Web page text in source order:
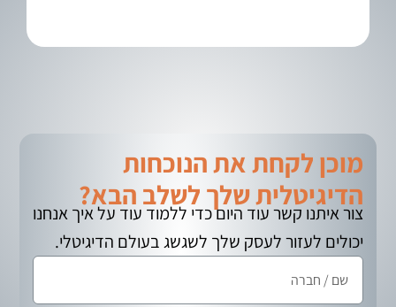
מוכן לקחת את הנוכחות
הדיגיטלית שלך לשלב הבא?
צור איתנו קשר עוד היום כדי ללמוד עוד על איך אנחנו
יכולים לעזור לעסק שלך לשגשג בעולם הדיגיטלי.